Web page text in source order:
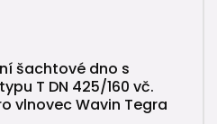
šachtové dno s
T DN 425/160 vč.
vlnovec Wavin Tegra